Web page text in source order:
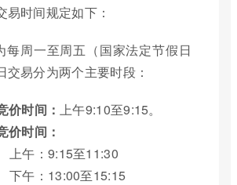
易时间规定如下：
每周一至周五（国家法定节假日
交易分为两个主要时段：
价时间：上午9:10至9:15。
价时间：
上午：9:15至11:30
下午：13:00至15:15